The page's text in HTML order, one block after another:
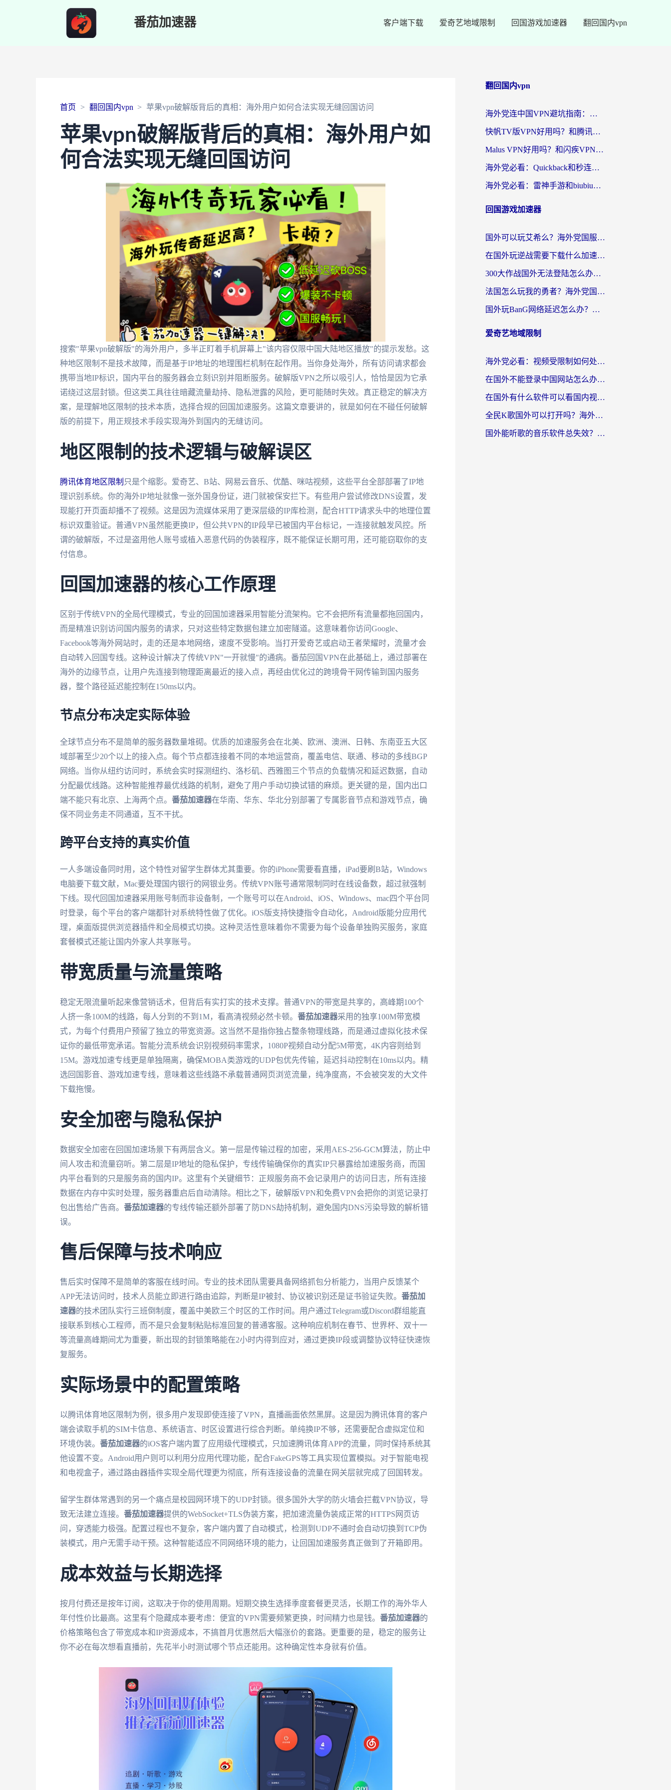
番茄加速器 客户端下载 爱奇艺地域限制 回国游戏加速器 翻回国内vpn
首页 翻回国内vpn 苹果vpn破解版背后的真相：海外用户如何合法实现无缝回国访问
苹果vpn破解版背后的真相：海外用户如
何合法实现无缝回国访问
搜索"苹果vpn破解版"的海外用户，多半正盯着手机屏幕上"该内容仅限中国大陆地区播放"的提示发愁。这
种地区限制不是技术故障，而是基于IP地址的地理围栏机制在起作用。当你身处海外，所有访问请求都会
携带当地IP标识，国内平台的服务器会立刻识别并阻断服务。破解版VPN之所以吸引人，恰恰是因为它承
诺绕过这层封锁。但这类工具往往暗藏流量劫持、隐私泄露的风险，更可能随时失效。真正稳定的解决方
案，是理解地区限制的技术本质，选择合规的回国加速服务。这篇文章要讲的，就是如何在不碰任何破解
版的前提下，用正规技术手段实现海外到国内的无缝访问。
地区限制的技术逻辑与破解误区
腾讯体育地区限制 只是个缩影。爱奇艺、B站、网易云音乐、优酷、咪咕视频，这些平台全部部署了IP地
理识别系统。你的海外IP地址就像一张外国身份证，进门就被保安拦下。有些用户尝试修改DNS设置，发
现能打开页面却播不了视频。这是因为流媒体采用了更深层级的IP库检测，配合HTTP请求头中的地理位置
标识双重验证。普通VPN虽然能更换IP，但公共VPN的IP段早已被国内平台标记，一连接就触发风控。所
谓的破解版，不过是盗用他人账号或植入恶意代码的伪装程序，既不能保证长期可用，还可能窃取你的支
付信息。
回国加速器的核心工作原理
区别于传统VPN的全局代理模式，专业的回国加速器采用智能分流架构。它不会把所有流量都拖回国内，
而是精准识别访问国内服务的请求，只对这些特定数据包建立加密隧道。这意味着你访问Google、
Facebook等海外网站时，走的还是本地网络，速度不受影响。当打开爱奇艺或启动王者荣耀时，流量才会
自动转入回国专线。这种设计解决了传统VPN"一开就慢"的通病。番茄回国VPN在此基础上，通过部署在
海外的边缘节点，让用户先连接到物理距离最近的接入点，再经由优化过的跨境骨干网传输到国内服务
器，整个路径延迟能控制在150ms以内。
节点分布决定实际体验
全球节点分布不是简单的服务器数量堆砌。优质的加速服务会在北美、欧洲、澳洲、日韩、东南亚五大区
域部署至少20个以上的接入点。每个节点都连接着不同的本地运营商，覆盖电信、联通、移动的多线BGP
网络。当你从纽约访问时，系统会实时探测纽约、洛杉矶、西雅图三个节点的负载情况和延迟数据，自动
分配最优线路。这种智能推荐最优线路的机制，避免了用户手动切换试错的麻烦。更关键的是，国内出口
端不能只有北京、上海两个点。 番茄加速器在华南、华东、华北分别部署了专属影音节点和游戏节点，确
保不同业务走不同通道，互不干扰。
跨平台支持的真实价值
一人多端设备同时用，这个特性对留学生群体尤其重要。你的iPhone需要看直播，iPad要刷B站，Windows
电脑要下载文献，Mac要处理国内银行的网银业务。传统VPN账号通常限制同时在线设备数，超过就强制
下线。现代回国加速器采用账号制而非设备制，一个账号可以在Android、iOS、Windows、mac四个平台同
时登录，每个平台的客户端都针对系统特性做了优化。iOS版支持快捷指令自动化，Android版能分应用代
理，桌面版提供浏览器插件和全局模式切换。这种灵活性意味着你不需要为每个设备单独购买服务，家庭
套餐模式还能让国内外家人共享账号。
带宽质量与流量策略
稳定无限流量听起来像营销话术，但背后有实打实的技术支撑。普通VPN的带宽是共享的，高峰期100个
人挤一条100M的线路，每人分到的不到1M，看高清视频必然卡顿。 番茄加速器采用的独享100M带宽模
式，为每个付费用户预留了独立的带宽资源。这当然不是指你独占整条物理线路，而是通过虚拟化技术保
证你的最低带宽承诺。智能分流系统会识别视频码率需求，1080P视频自动分配5M带宽，4K内容则给到
15M。游戏加速专线更是单独隔离，确保MOBA类游戏的UDP包优先传输，延迟抖动控制在10ms以内。精
选回国影音、游戏加速专线，意味着这些线路不承载普通网页浏览流量，纯净度高，不会被突发的大文件
下载拖慢。
安全加密与隐私保护
数据安全加密在回国加速场景下有两层含义。第一层是传输过程的加密，采用AES-256-GCM算法，防止中
间人攻击和流量窃听。第二层是IP地址的隐私保护，专线传输确保你的真实IP只暴露给加速服务商，而国
内平台看到的只是服务商的国内IP。这里有个关键细节：正规服务商不会记录用户的访问日志，所有连接
数据在内存中实时处理，服务器重启后自动清除。相比之下，破解版VPN和免费VPN会把你的浏览记录打
包出售给广告商。 番茄加速器的专线传输还额外部署了防DNS劫持机制，避免国内DNS污染导致的解析错
误。
售后保障与技术响应
售后实时保障不是简单的客服在线时间。专业的技术团队需要具备网络抓包分析能力，当用户反馈某个
APP无法访问时，技术人员能立即进行路由追踪，判断是IP被封、协议被识别还是证书验证失败。 番茄加
速器的技术团队实行三班倒制度，覆盖中美欧三个时区的工作时间。用户通过Telegram或Discord群组能直
接联系到核心工程师，而不是只会复制粘贴标准回复的普通客服。这种响应机制在春节、世界杯、双十一
等流量高峰期间尤为重要，新出现的封锁策略能在2小时内得到应对，通过更换IP段或调整协议特征快速恢
复服务。
实际场景中的配置策略
以腾讯体育地区限制为例，很多用户发现即使连接了VPN，直播画面依然黑屏。这是因为腾讯体育的客户
端会读取手机的SIM卡信息、系统语言、时区设置进行综合判断。单纯换IP不够，还需要配合虚拟定位和
环境伪装。 番茄加速器的iOS客户端内置了应用级代理模式，只加速腾讯体育APP的流量，同时保持系统其
他设置不变。Android用户则可以利用分应用代理功能，配合FakeGPS等工具实现位置模拟。对于智能电视
和电视盒子，通过路由器插件实现全局代理更为彻底，所有连接设备的流量在网关层就完成了回国转发。
留学生群体常遇到的另一个痛点是校园网环境下的UDP封锁。很多国外大学的防火墙会拦截VPN协议，导
致无法建立连接。 番茄加速器提供的WebSocket+TLS伪装方案，把加速流量伪装成正常的HTTPS网页访
问，穿透能力极强。配置过程也不复杂，客户端内置了自动模式，检测到UDP不通时会自动切换到TCP伪
装模式，用户无需手动干预。这种智能适应不同网络环境的能力，让回国加速服务真正做到了开箱即用。
成本效益与长期选择
按月付费还是按年订阅，这取决于你的使用周期。短期交换生选择季度套餐更灵活，长期工作的海外华人
年付性价比最高。这里有个隐藏成本要考虑：便宜的VPN需要频繁更换，时间精力也是钱。 番茄加速器的
价格策略包含了带宽成本和IP资源成本，不搞首月优惠然后大幅涨价的套路。更重要的是，稳定的服务让
你不必在每次想看直播前，先花半小时测试哪个节点还能用。这种确定性本身就有价值。
翻回国内vpn
海外党连中国VPN避坑指南：如何选到真正能无缝刷国内资源的加速器？
快帆TV版VPN好用吗？和腾讯VPN对比哪个回国效果更好？海外党必看的真实体验指南
Malus VPN好用吗？和闪疾VPN对比哪个回国效果更好？海外华人的实用避坑指南
海外党必看：Quickback和秒连好用吗？3步选对回国加速器，无缝刷国内资源
海外党必看：雷神手游和biubiu好用吗？3招选对回国加速器无缝刷国内资源
回国游戏加速器
国外可以玩艾希么？海外党国服游戏畅玩终极指南（附加速器选择秘籍）
在国外玩逆战需要下载什么加速器呢？海外党亲测有效的国服游戏加速指南
300大作战国外无法登陆怎么办？海外玩家亲测有效的解决指南
法国怎么玩我的勇者？海外党国服游戏不卡攻略，附3款热门游戏加速实测
国外玩BanG网络延迟怎么办？海外玩家亲测有效的国服游戏加速指南
爱奇艺地域限制
海外党必看：视频受限制如何处理？3步解决国内剧番“看不了”难题
在国外不能登录中国网站怎么办？3步选对回国加速器，无缝刷剧、办业务
在国外有什么软件可以看国内视频？留学生亲测的追剧救星来了
全民K歌国外可以打开吗？海外党听歌听书无限制的实用指南
国外能听歌的音乐软件总失效？这篇教你怎么在海外流畅听网易云